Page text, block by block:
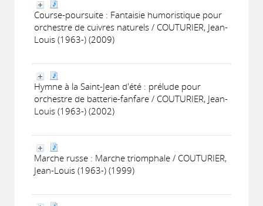
Course-poursuite : Fantaisie humoristique pour
orchestre de cuivres naturels / COUTURIER, Jean-
Louis (1963-) (2009)
Hymne à la Saint-Jean d'été : prélude pour
orchestre de batterie-fanfare / COUTURIER, Jean-
Louis (1963-) (2002)
Marche russe : Marche triomphale / COUTURIER,
Jean-Louis (1963-) (1999)